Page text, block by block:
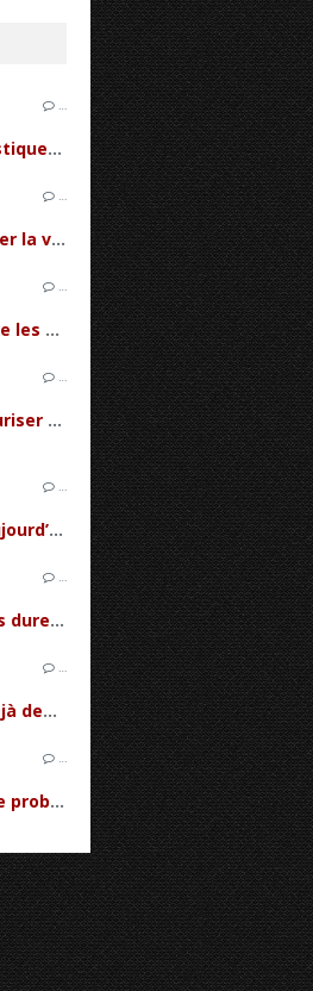
…
Comment diagnostiquer une batterie d'iPhone fatiguée et quand la remplacer ?
…
Comment optimiser la vidéo sur vos smartphones : couleurs, prises de vue, et erreurs de débutants
…
Comment résoudre les problèmes de lenteur d'un PC
…
Astuces pour sécuriser son appareil Android
…
Ce que l’on sait aujourd’hui des futurs Galaxy S24
…
Combien de temps dure la batterie du Galaxy A54 (autonomie) ?
…
Ce que l’on sait déjà des futurs Galaxy S24
…
Comment régler le problème de tactile d'écran sur le Galaxy A33 ?